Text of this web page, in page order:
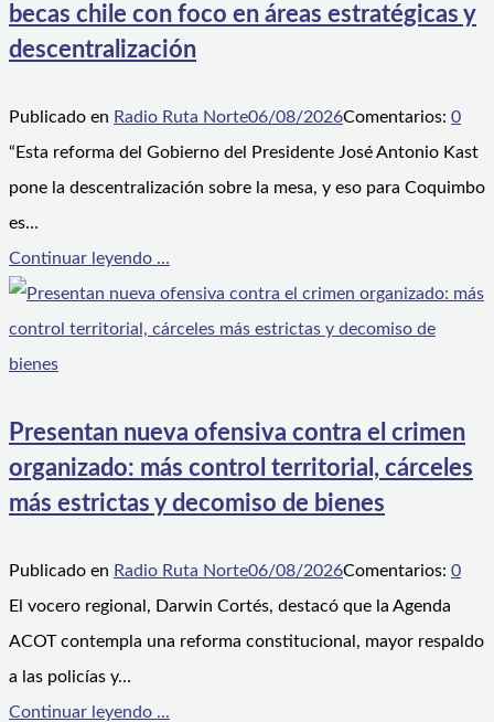
becas chile con foco en áreas estratégicas y
descentralización
Publicado en Radio Ruta Norte06/08/2026Comentarios: 0
“Esta reforma del Gobierno del Presidente José Antonio Kast
pone la descentralización sobre la mesa, y eso para Coquimbo
es…
Continuar leyendo ...
Presentan nueva ofensiva contra el crimen
organizado: más control territorial, cárceles
más estrictas y decomiso de bienes
Publicado en Radio Ruta Norte06/08/2026Comentarios: 0
El vocero regional, Darwin Cortés, destacó que la Agenda
ACOT contempla una reforma constitucional, mayor respaldo
a las policías y…
Continuar leyendo ...